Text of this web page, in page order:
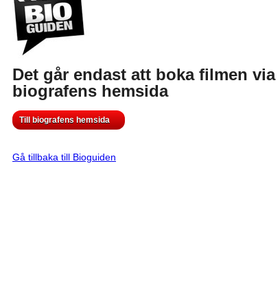
Det går endast att boka filmen via
biografens hemsida
Till biografens hemsida
Gå tillbaka till Bioguiden